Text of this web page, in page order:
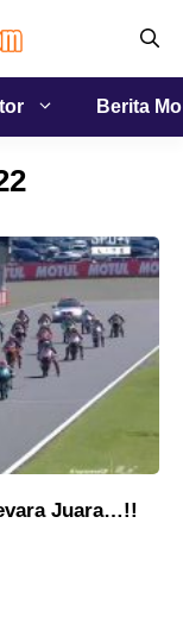
Berita
Juara…!!